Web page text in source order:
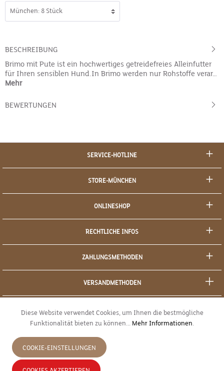
BESCHREIBUNG
Brimo mit Pute ist ein hochwertiges getreidefreies Alleinfutter
für Ihren sensiblen Hund.In Brimo werden nur Rohstoffe verar…
Mehr
BEWERTUNGEN
SERVICE-HOTLINE
STORE-MÜNCHEN
ONLINESHOP
RECHTLICHE INFOS
ZAHLUNGSMETHODEN
VERSANDMETHODEN
JETZT WIDERRUFEN
Diese Website verwendet Cookies, um Ihnen die bestmögliche
Funktionalität bieten zu können... Mehr Informationen.
COOKIE-EINSTELLUNGEN